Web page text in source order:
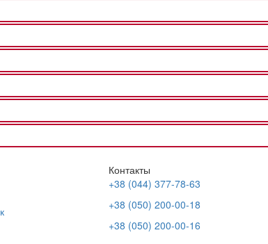
Контакты
+38 (044) 377-78-63
+38 (050) 200-00-18
+38 (050) 200-00-16